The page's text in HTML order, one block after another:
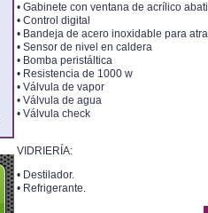
• Gabinete con ventana de acrílico
• Control digital
• Bandeja de acero inoxidable para
• Sensor de nivel en caldera
• Bomba peristáltica
• Resistencia de 1000 w
• Válvula de vapor
• Válvula de agua
• Válvula check
VIDRIERÍA:
• Destilador.
• Refrigerante.